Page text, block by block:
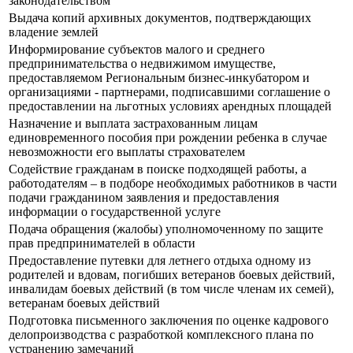
Выдача копий архивных документов, подтверждающих
владение землей
Информирование субъектов малого и среднего
предпринимательства о недвижимом имуществе,
предоставляемом Региональным бизнес-инкубатором и
организациями - партнерами, подписавшими соглашение о
предоставлении на льготных условиях арендных площадей
Назначение и выплата застрахованным лицам
единовременного пособия при рождении ребенка в случае
невозможности его выплаты страхователем
Содействие гражданам в поиске подходящей работы, а
работодателям – в подборе необходимых работников в части
подачи гражданином заявления и предоставления
информации о государственной услуге
Подача обращения (жалобы) уполномоченному по защите
прав предпринимателей в области
Предоставление путевки для летнего отдыха одному из
родителей и вдовам, погибших ветеранов боевых действий,
инвалидам боевых действий (в том числе членам их семей),
ветеранам боевых действий
Подготовка письменного заключения по оценке кадрового
делопроизводства с разработкой комплексного плана по
устранению замечаний